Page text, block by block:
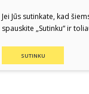
Jei Jūs sutinkate, kad
spauskite „Sutinku“ ir
SUTINKU